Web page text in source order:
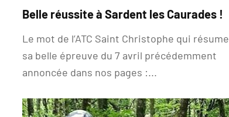
Belle réussite à Sardent les Caurades !
Le mot de l’ATC Saint Christophe qui résume
sa belle épreuve du 7 avril précédemment
annoncée dans nos pages :...